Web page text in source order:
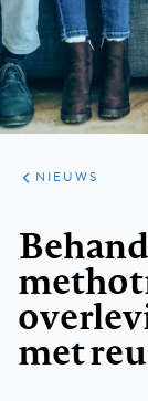
ARTIKELEN
HET
KORT
NIEUWS
met